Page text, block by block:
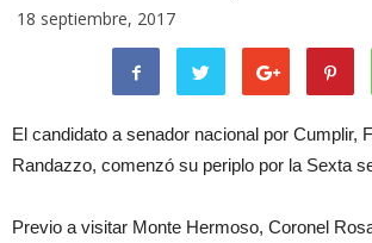
18 septiembre, 2017
El candidato a senador nacional por Cumplir,
Randazzo, comenzó su periplo por la Sexta
Previo a visitar Monte Hermoso, Coronel